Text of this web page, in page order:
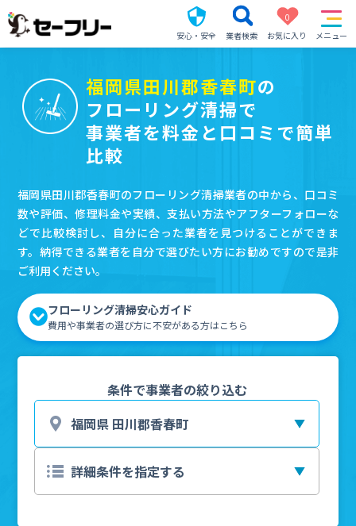
安心・安全 業者検索
0
お気に入り
メニュー
福岡県田川郡香春町の
フローリング清掃で
事業者を料金と口コミで簡単
比較
福岡県田川郡香春町のフローリング清掃業者の中から、口コミ
数や評価、修理料金や実績、支払い方法やアフターフォローな
どで比較検討し、自分に合った業者を見つけることができま
す。納得できる業者を自分で選びたい方にお勧めですので是非
ご利用ください。
フローリング清掃安心ガイド
費用や事業者の選び方に不安がある方はこちら
条件で事業者の絞り込む